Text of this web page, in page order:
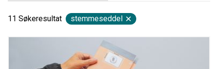
11 Søkeresultat stemmeseddel